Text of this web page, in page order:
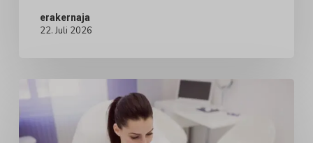
Eingrifferakernaja
22. Juli 2026
Patientenaufklärung
in